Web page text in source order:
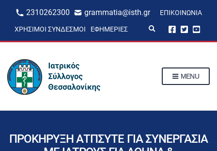
2310262300 grammatia@isth.gr ΕΠΙΚΟΙΝΩΝΊΑ
ΧΡΉΣΙΜΟΙ ΣΎΝΔΕΣΜΟΙ ΕΦΗΜΕΡΊΕΣ
p
m
MENU
ΠΡΟΚΗΡΥΞΗ ΑΤΠΣΥΤΕ ΓΙΑ ΣΥΝΕΡΓΑΣΙΑ